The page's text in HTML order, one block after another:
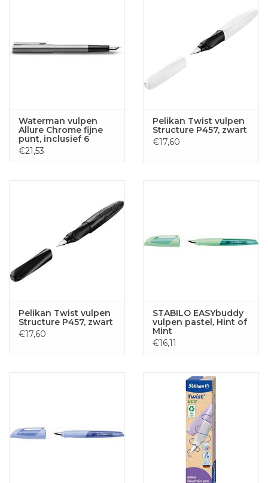
Waterman vulpen
Allure Chrome fijne
punt, inclusief 6
inktpatronen, op
blister
€21,53
Pelikan Twist vulpen
Structure P457, zwart
€17,60
Pelikan Twist vulpen
Structure P457, zwart
€17,60
STABILO EASYbuddy
vulpen pastel, Hint of
Mint
€16,11